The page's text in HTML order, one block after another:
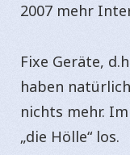
2007 mehr
Fixe Geräte,
haben
nichts mehr.
„die Hölle“ los.